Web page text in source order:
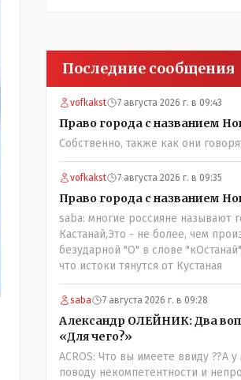
Последние сообщения
vofkakst 7 августа 2026 г. в 09:43
Право города с названием
Собственно, также как они
vofkakst 7 августа 2026 г. в 09:35
Право города с названием
saba: многие россияне называют
Кастанай,Это - не более, чем
безударной "О" в слове
что истоки тянутся от Кустаная
saba 7 августа 2026 г. в 09:28
Александр ОЛЕЙНИК: Два
«Для чего?»
ACROS: Что вы имеете ввиду ??А
поводу некомпетентности и